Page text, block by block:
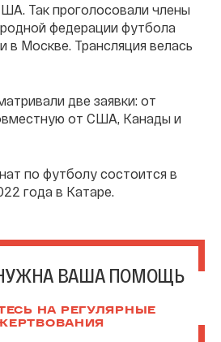
Так проголосовали члены
федерации футбола
в Москве. Трансляция велась
две заявки: от
от США, Канады и
по футболу состоится в
года в Катаре.
ВАША ПОМОЩЬ
НА РЕГУЛЯРНЫЕ